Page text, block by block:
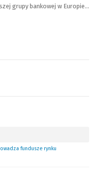
grupy bankowej w Europie…
fundusze rynku